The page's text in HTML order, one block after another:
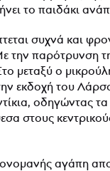
το παιδάκι
συχνά και
την παρότρυνση
μεταξύ ο
εκδοχή του
οδηγώντας
στους
αγάπη